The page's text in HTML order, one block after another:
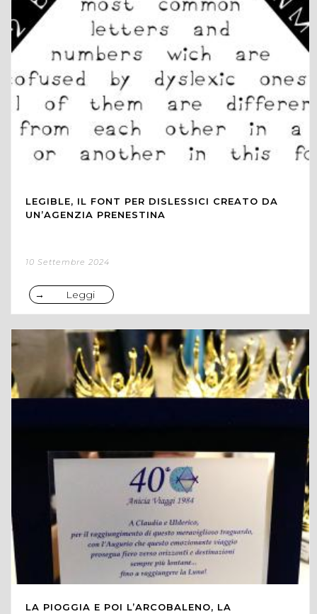
LEGIBLE, IL FONT PER DISLESSICI CREATO DA
UN’AGENZIA PRENESTINA
10 Settembre 2024
Leggi
LA PIOGGIA E POI L’ARCOBALENO, LA